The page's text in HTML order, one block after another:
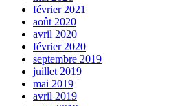
février 2021
août 2020
avril 2020
février 2020
septembre 2019
juillet 2019
mai 2019
avril 2019